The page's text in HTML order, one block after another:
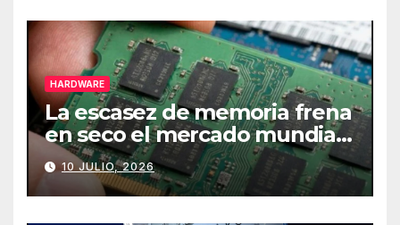
HARDWARE
La escasez de memoria frena
en seco el mercado mundial
de PCs
10 JULIO, 2026